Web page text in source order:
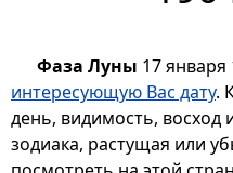
Фаза Луны 17 января
интересующую Вас дату.
день, видимость, восход
зодиака, растущая или